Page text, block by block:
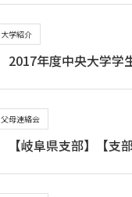
大学紹介
2017年度中央大学学
父母連絡会
【岐阜県支部】【